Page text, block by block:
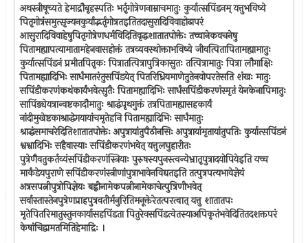
अथस्त्रीषूच्यते हेमाद्रौबृहस्पतिः भर्तृगोत्रेणनाम्नाचमातुः कुर्यात्सपिंडनम् यत्तुभविष्ये
पितृगोत्रंसमुत्सृज्यनकुर्याद्भर्तृगोत्रतइतितदासुरादिविवाहोढापरं
आसुरादिविवाहेषुपितृगोत्रेणधर्मविदितिवृद्धशातातपोक्तेः तच्चानेकवचनेषु
पितामह्यापत्यामातामहेनवासहोक्तं तत्रव्यवस्थोक्ताभविष्ये जीवत्पितापितामह्यामातुः
कुर्यात्सपिंडनं प्रमीतपितृकः पित्रातत्पित्रापुत्रिकासुतः तत्पित्रामातुः पित्रा लौगाक्षिः
पितामह्यादिभिः सार्धंमातरंतुसपिंडयेत् पितरिध्रियमाणेतुतेनवोपरतेसति शंखः मातुः
सपिंडीकरणंकथंकार्यंभवेत्सुतैः पितामह्यादिभिः सार्धंसपिंडीकरणंस्मृतं येनकेनापिमातुः
सापिंड्येयत्रान्वष्टकादौमातुः श्राद्धंपृथगुक्तं तत्रपितामह्यासहकार्यं
नांदीमुखेष्टकाश्राद्धेगयायांचमृतेहनि पितामह्यादिभिः सार्धंमातुः
श्राद्धंसमाचरेदितिशातातपोक्तेः अपुत्रायांतुपैठीनसिः अपुत्रायांमृतायांतुपतिः कुर्यात्सपिंडनं
श्वश्वादिभिः सहैवास्याः सपिंडीकरणंभवेत् यत्तुलघुहारीतः
पुत्रेणैवतुकर्तव्यंसपिंडीकरणंस्त्रियाः पुरुषस्यपुनस्त्वन्येभ्रातृपुत्रादयोपियेइति यच्च
मार्कंडेयपुराणे सपिंडीकरणंस्त्रीणांपुत्राभावेनविद्यतइति तत्पुत्रपत्यभावेज्ञेयं
अत्रसपत्नीपुत्रोपिज्ञेयः बह्वीनामेकपत्नीनामेकाचेत्पुत्रिणीभवेत्
सर्वास्तास्तेनपुत्रेणप्राहपुत्रवतीर्मनुरितिमनूक्तेरेतत्परत्वात् यत्तु शातातपः
मृतेपितरिमातुस्तुनकार्यासहपिंडता पितुरेवसपिंडत्वेतस्याअपिकृतंभवेदितितदशक्तपरं
केषांचिद्वामतमितिहेमाद्रिः ।